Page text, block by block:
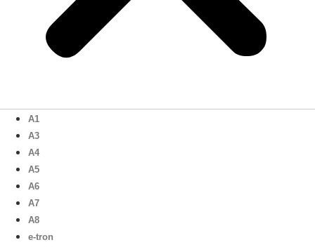
A1
A3
A4
A5
A6
A7
A8
e-tron